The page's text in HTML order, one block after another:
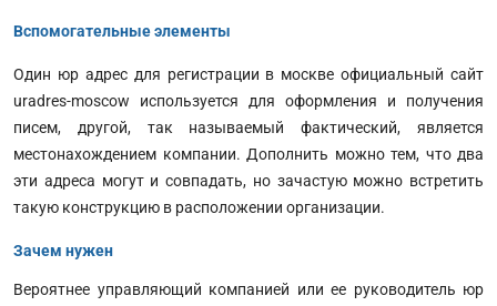
Вспомогательные элементы
Один юр адрес для регистрации в москве официальный сайт
uradres-moscow используется для оформления и получения
писем, другой, так называемый фактический, является
местонахождением компании. Дополнить можно тем, что два
эти адреса могут и совпадать, но зачастую можно встретить
такую конструкцию в расположении организации.
Зачем нужен
Вероятнее управляющий компанией или ее руководитель юр